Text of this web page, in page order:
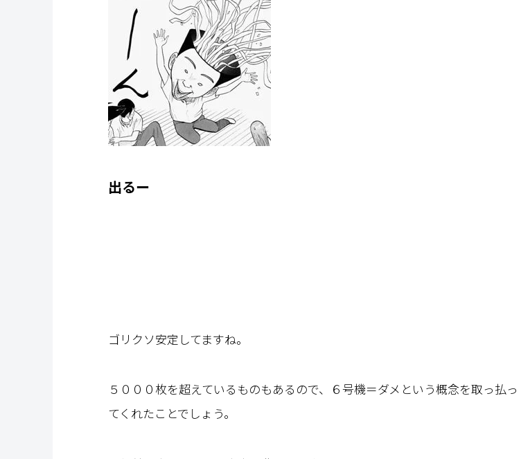
出るー
ゴリクソ安定してますね。
５０００枚を超えているものもあるので、６号機＝ダメという概念を取っ払っ
てくれたことでしょう。